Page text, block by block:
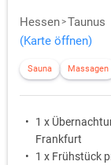
Hessen Taunus
(Karte öffnen)
Sauna Massagen
1 x
Frankfurt
1 x Frühstück